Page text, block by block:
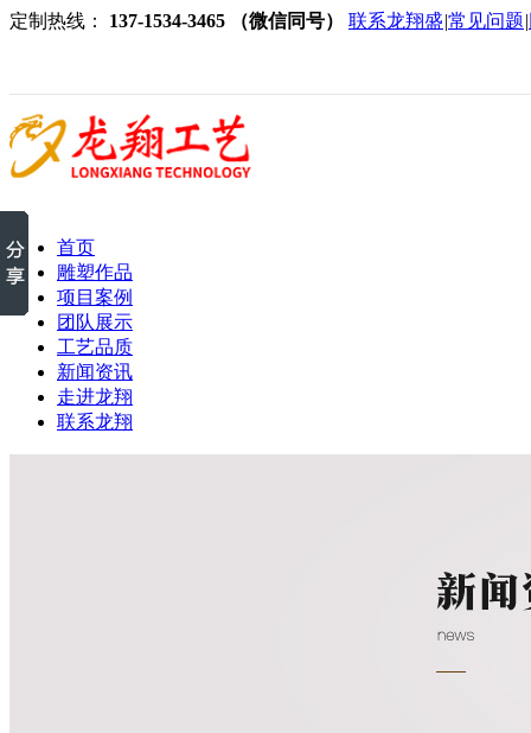
定制热线： 137-1534-3465 （微信同号） 联系龙翔盛|常见问题|
首页
雕塑作品
项目案例
团队展示
工艺品质
新闻资讯
走进龙翔
联系龙翔